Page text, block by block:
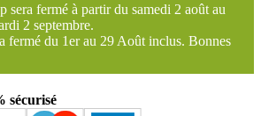
sera fermé à partir du samedi 2 août au
2 septembre.
fermé du 1er au 29 Août inclus. Bonnes
sécurisé